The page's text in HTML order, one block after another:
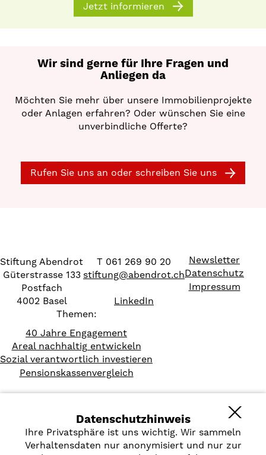
Jetzt informieren
Wir sind gerne für Ihre Fragen und
Anliegen da
Möchten Sie mehr über unsere Immobilienprojekte
oder Anlagen erfahren? Oder wünschen Sie eine
unverbindliche Offerte?
Rufen Sie uns an oder schreiben Sie uns
Stiftung Abendrot
Güterstrasse 133
Postfach
4002 Basel
T 061 269 90 20
stiftung@abendrot.ch
LinkedIn
Newsletter
Datenschutz
Impressum
Themen:
40 Jahre Engagement
Areal nachhaltig entwickeln
Sozial verantwortlich investieren
Pensionskassenvergleich
Datenschutzhinweis
Ihre Privatsphäre ist uns wichtig. Wir sammeln
Verhaltensdaten nur anonymisiert und nur zur